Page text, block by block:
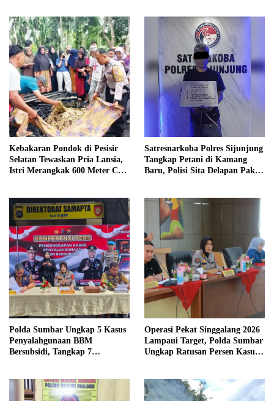
Kebakaran Pondok di Pesisir
Selatan Tewaskan Pria Lansia,
Istri Merangkak 600 Meter Cari
Satresnarkoba Polres Sijunjung
Tangkap Petani di Kamang
Baru, Polisi Sita Delapan Paket
Polda Sumbar Ungkap 5 Kasus
Penyalahgunaan BBM
Bersubsidi, Tangkap 7
Operasi Pekat Singgalang 2026
Lampaui Target, Polda Sumbar
Ungkap Ratusan Persen Kasus